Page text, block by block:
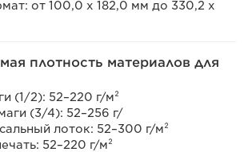
от 100,0 x 182,0 мм до 330,2 х
плотность материалов для
(1/2): 52–220 г/м²
(3/4): 52–256 г/
лоток: 52–300 г/м²
52–220 г/м²